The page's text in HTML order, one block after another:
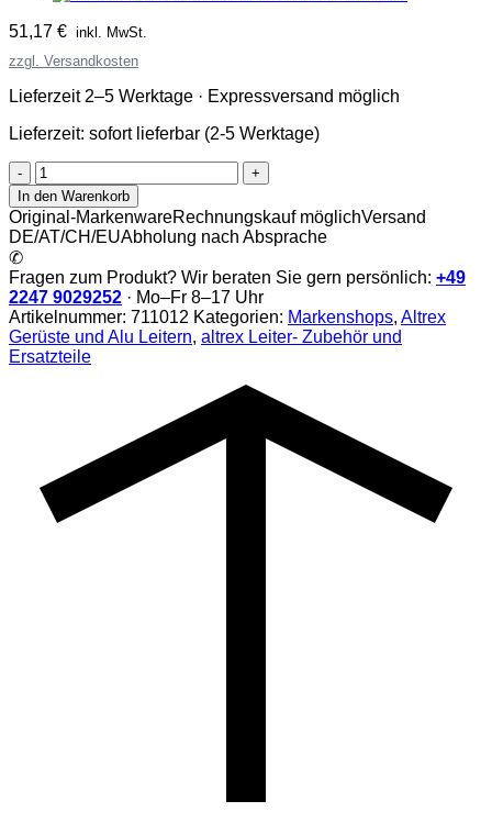
51,17 € inkl. MwSt.
zzgl. Versandkosten
Lieferzeit 2–5 Werktage · Expressversand möglich
Lieferzeit: sofort lieferbar (2-5 Werktage)
Altrex
Seil
Ø10
L=7550
|
Menge
In den Warenkorb
Original-MarkenwareRechnungskauf möglichVersand
DE/AT/CH/EUAbholung nach Absprache
✆
Fragen zum Produkt? Wir beraten Sie gern persönlich: +49
2247 9029252 · Mo–Fr 8–17 Uhr
Artikelnummer: 711012 Kategorien: Markenshops, Altrex
Gerüste und Alu Leitern, altrex Leiter- Zubehör und
Ersatzteile